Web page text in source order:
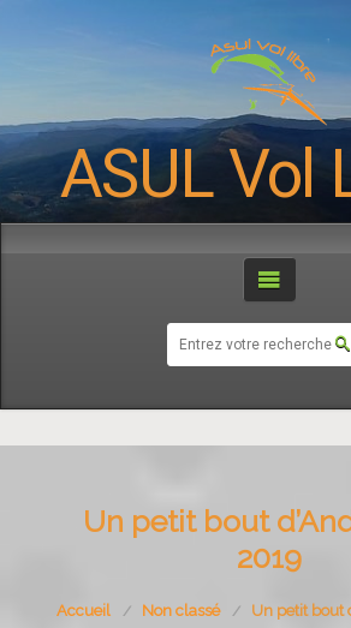
ASUL Vol
Un petit bout
2019
Accueil Non classé Un petit bout